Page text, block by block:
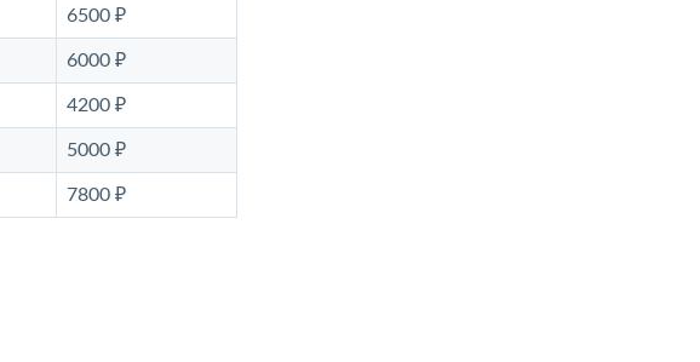
6500 ₽
6000 ₽
4200 ₽
5000 ₽
7800 ₽